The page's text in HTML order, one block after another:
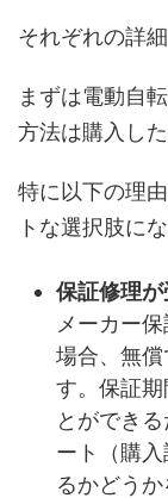
それぞれの詳
まずは電動自
方法は購入し
特に以下の理
トな選択肢に
保証修理
メーカー
場合、無
す。保証
とができ
ート（購
るかどうか